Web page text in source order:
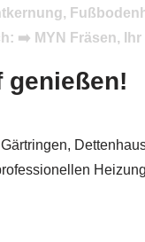
MYN Fräsen, Ihr
genießen!